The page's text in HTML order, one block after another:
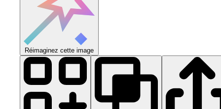
Réimaginez cette image